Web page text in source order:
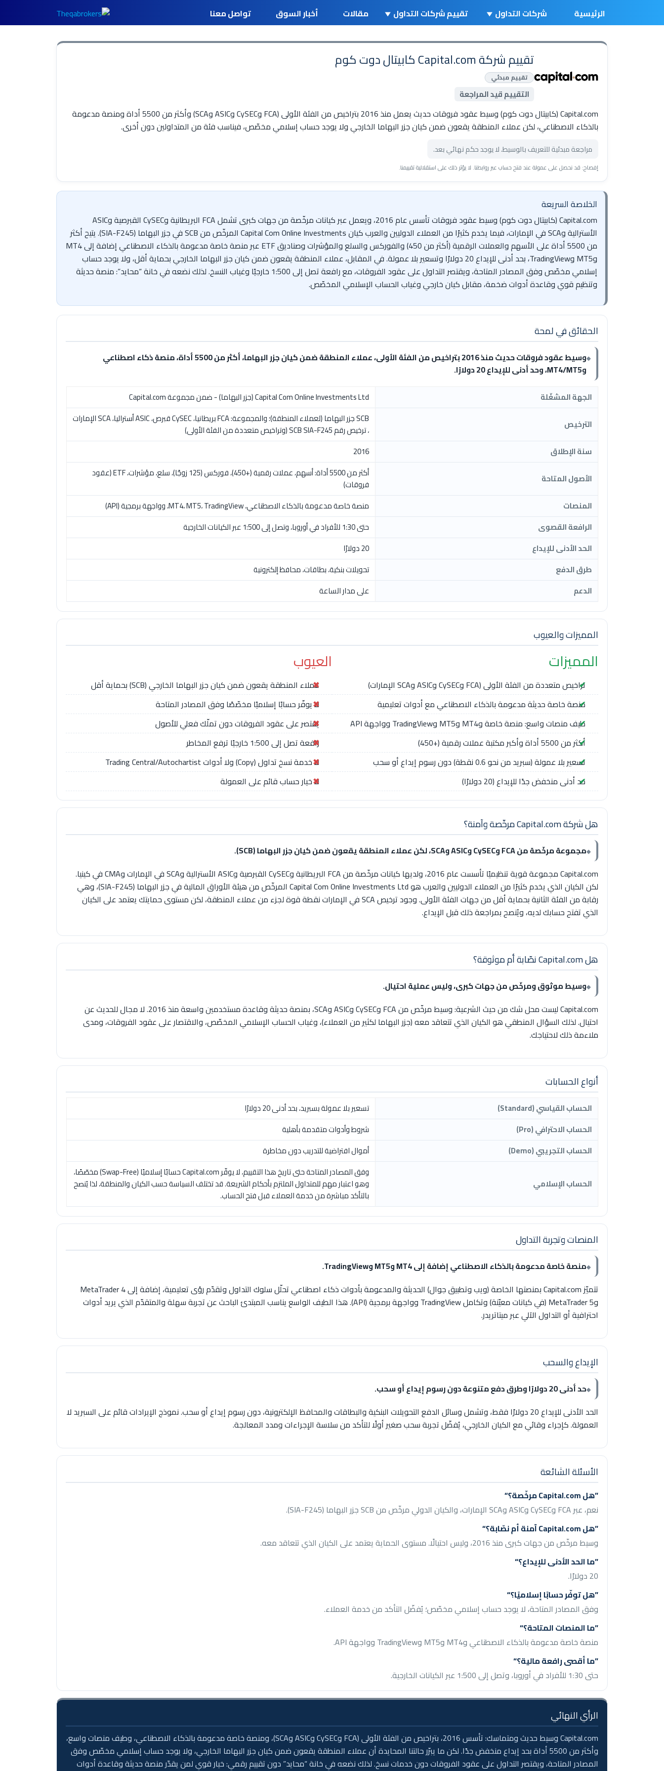
الرئيسية شركات التداول تقييم شركات التداول مقالات أخبار السوق تواصل معنا
تقييم شركة Capital.com كابيتال دوت كوم
تقييم مبدئي
التقييم قيد المراجعة
Capital.com (كابيتال دوت كوم) وسيط عقود فروقات حديث يعمل منذ 2016 بتراخيص من الفئة الأولى (FCA وCySEC وASIC وSCA) وأكثر من 5500 أداة ومنصة مدعومة
بالذكاء الاصطناعي، لكن عملاء المنطقة يقعون ضمن كيان جزر البهاما الخارجي ولا يوجد حساب إسلامي مخصّص، فيناسب فئة من المتداولين دون أخرى.
مراجعة مبدئية للتعريف بالوسيط. لا يوجد حكم نهائي بعد.
إفصاح: قد نحصل على عمولة عند فتح حساب عبر روابطنا. لا يؤثر ذلك على استقلالية تقييمنا.
الخلاصة السريعة
Capital.com (كابيتال دوت كوم) وسيط عقود فروقات تأسس عام 2016، ويعمل عبر كيانات مرخّصة من جهات كبرى تشمل FCA البريطانية وCySEC القبرصية وASIC
الأسترالية وSCA في الإمارات، فيما يخدم كثيرًا من العملاء الدوليين والعرب كيان Capital Com Online Investments المرخّص من SCB في جزر البهاما (SIA-F245). يتيح أكثر
من 5500 أداة على الأسهم والعملات الرقمية (أكثر من 450) والفوركس والسلع والمؤشرات وصناديق ETF عبر منصة خاصة مدعومة بالذكاء الاصطناعي إضافة إلى MT4
وMT5 وTradingView، بحد أدنى للإيداع 20 دولارًا وتسعير بلا عمولة. في المقابل، عملاء المنطقة يقعون ضمن كيان جزر البهاما الخارجي بحماية أقل، ولا يوجد حساب
إسلامي مخصّص وفق المصادر المتاحة، ويقتصر التداول على عقود الفروقات، مع رافعة تصل إلى 1:500 خارجيًا وغياب النسخ. لذلك نضعه في خانة “محايد”: منصة حديثة
وتنظيم قوي وقاعدة أدوات ضخمة، مقابل كيان خارجي وغياب الحساب الإسلامي المخصّص.
الحقائق في لمحة
وسيط عقود فروقات حديث منذ 2016 بتراخيص من الفئة الأولى، عملاء المنطقة ضمن كيان جزر البهاما، أكثر من 5500 أداة، منصة ذكاء اصطناعي
وMT4/MT5، وحد أدنى للإيداع 20 دولارًا.
الجهة المشغّلة
Capital Com Online Investments Ltd (جزر البهاما) - ضمن مجموعة Capital.com
الترخيص
SCB جزر البهاما (لعملاء المنطقة)؛ والمجموعة: FCA بريطانيا، CySEC قبرص، ASIC أستراليا، SCA الإمارات
، ترخيص رقم SCB SIA-F245 (وتراخيص متعددة من الفئة الأولى)
سنة الإطلاق
2016
الأصول المتاحة
أكثر من 5500 أداة: أسهم، عملات رقمية (+450)، فوركس (125 زوجًا)، سلع، مؤشرات، ETF (عقود
فروقات)
المنصات
منصة خاصة مدعومة بالذكاء الاصطناعي، MT4، MT5، TradingView، وواجهة برمجية (API)
الرافعة القصوى
حتى 1:30 للأفراد في أوروبا، وتصل إلى 1:500 عبر الكيانات الخارجية
الحد الأدنى للإيداع
20 دولارًا
طرق الدفع
تحويلات بنكية، بطاقات، محافظ إلكترونية
الدعم
على مدار الساعة
المميزات والعيوب
المميزات
تراخيص متعددة من الفئة الأولى (FCA وCySEC وASIC وSCA الإمارات)
منصة خاصة حديثة مدعومة بالذكاء الاصطناعي مع أدوات تعليمية
طيف منصات واسع: منصة خاصة وMT4 وMT5 وTradingView وواجهة API
أكثر من 5500 أداة وأكبر مكتبة عملات رقمية (+450)
تسعير بلا عمولة (سبريد من نحو 0.6 نقطة) دون رسوم إيداع أو سحب
حد أدنى منخفض جدًا للإيداع (20 دولارًا)
العيوب
عملاء المنطقة يقعون ضمن كيان جزر البهاما الخارجي (SCB) بحماية أقل
لا يوفّر حسابًا إسلاميًا مخصّصًا وفق المصادر المتاحة
يقتصر على عقود الفروقات دون تملّك فعلي للأصول
رافعة تصل إلى 1:500 خارجيًا ترفع المخاطر
لا خدمة نسخ تداول (Copy) ولا أدوات Trading Central/Autochartist
لا خيار حساب قائم على العمولة
هل شركة Capital.com مرخّصة وآمنة؟
مجموعة مرخّصة من FCA وCySEC وASIC وSCA، لكن عملاء المنطقة يقعون ضمن كيان جزر البهاما (SCB).
Capital.com مجموعة قوية تنظيميًا تأسست عام 2016، ولديها كيانات مرخّصة من FCA البريطانية وCySEC القبرصية وASIC الأسترالية وSCA في الإمارات وCMA في كينيا.
لكن الكيان الذي يخدم كثيرًا من العملاء الدوليين والعرب هو Capital Com Online Investments Ltd المرخّص من هيئة الأوراق المالية في جزر البهاما (SIA-F245)، وهي
رقابة من الفئة الثانية بحماية أقل من جهات الفئة الأولى. وجود ترخيص SCA في الإمارات نقطة قوة لجزء من عملاء المنطقة، لكن مستوى حمايتك يعتمد على الكيان
الذي تفتح حسابك لديه، ويُنصح بمراجعة ذلك قبل الإيداع.
هل Capital.com نصّابة أم موثوقة؟
وسيط موثوق ومرخّص من جهات كبرى، وليس عملية احتيال.
Capital.com ليست محل شك من حيث الشرعية: وسيط مرخّص من FCA وCySEC وASIC وSCA، بمنصة حديثة وقاعدة مستخدمين واسعة منذ 2016. لا مجال للحديث عن
احتيال. لذلك السؤال المنطقي هو الكيان الذي تتعاقد معه (جزر البهاما لكثير من العملاء)، وغياب الحساب الإسلامي المخصّص، والاقتصار على عقود الفروقات، ومدى
ملاءمة ذلك لاحتياجك.
أنواع الحسابات
الحساب القياسي (Standard)
تسعير بلا عمولة بسبريد، بحد أدنى 20 دولارًا
الحساب الاحترافي (Pro)
شروط وأدوات متقدمة بأهلية
الحساب التجريبي (Demo)
أموال افتراضية للتدريب دون مخاطرة
الحساب الإسلامي
وفق المصادر المتاحة حتى تاريخ هذا التقييم، لا يوفّر Capital.com حسابًا إسلاميًا (Swap-Free) مخصّصًا،
وهو اعتبار مهم للمتداول الملتزم بأحكام الشريعة. قد تختلف السياسة حسب الكيان والمنطقة، لذا يُنصح
بالتأكد مباشرة من خدمة العملاء قبل فتح الحساب.
المنصات وتجربة التداول
منصة خاصة مدعومة بالذكاء الاصطناعي إضافة إلى MT4 وMT5 وTradingView.
تتميّز Capital.com بمنصتها الخاصة (ويب وتطبيق جوال) الحديثة والمدعومة بأدوات ذكاء اصطناعي تحلّل سلوك التداول وتقدّم رؤى تعليمية، إضافة إلى MetaTrader 4
وMetaTrader 5 (في كيانات معيّنة) وتكامل TradingView وواجهة برمجية (API). هذا الطيف الواسع يناسب المبتدئ الباحث عن تجربة سهلة والمتقدّم الذي يريد أدوات
احترافية أو التداول الآلي عبر ميتاتريدر.
الإيداع والسحب
حد أدنى 20 دولارًا وطرق دفع متنوعة دون رسوم إيداع أو سحب.
الحد الأدنى للإيداع 20 دولارًا فقط، وتشمل وسائل الدفع التحويلات البنكية والبطاقات والمحافظ الإلكترونية، دون رسوم إيداع أو سحب. نموذج الإيرادات قائم على السبريد لا
العمولة. كإجراء وقائي مع الكيان الخارجي، يُفضّل تجربة سحب صغير أولًا للتأكد من سلاسة الإجراءات ومدد المعالجة.
الأسئلة الشائعة
هل Capital.com مرخّصة؟
نعم، عبر FCA وCySEC وASIC وSCA الإمارات، والكيان الدولي مرخّص من SCB جزر البهاما (SIA-F245).
هل Capital.com آمنة أم نصّابة؟
وسيط مرخّص من جهات كبرى منذ 2016، وليس احتيالًا. مستوى الحماية يعتمد على الكيان الذي تتعاقد معه.
ما الحد الأدنى للإيداع؟
20 دولارًا.
هل توفّر حسابًا إسلاميًا؟
وفق المصادر المتاحة، لا يوجد حساب إسلامي مخصّص؛ يُفضّل التأكد من خدمة العملاء.
ما المنصات المتاحة؟
منصة خاصة مدعومة بالذكاء الاصطناعي وMT4 وMT5 وTradingView وواجهة API.
ما أقصى رافعة مالية؟
حتى 1:30 للأفراد في أوروبا، وتصل إلى 1:500 عبر الكيانات الخارجية.
الرأي النهائي
Capital.com وسيط حديث ومتماسك: تأسس 2016، بتراخيص من الفئة الأولى (FCA وCySEC وASIC وSCA)، ومنصة خاصة مدعومة بالذكاء الاصطناعي، وطيف منصات واسع،
وأكثر من 5500 أداة بحد إيداع منخفض جدًا. لكن ما يبرّر حالتنا المحايدة أن عملاء المنطقة يقعون ضمن كيان جزر البهاما الخارجي، ولا يوجد حساب إسلامي مخصّص وفق
المصادر المتاحة، ويقتصر التداول على عقود الفروقات دون خدمات نسخ. لذلك نضعه في خانة “محايد” دون تقييم رقمي: خيار قوي لمن يقدّر منصة حديثة وقاعدة أدوات